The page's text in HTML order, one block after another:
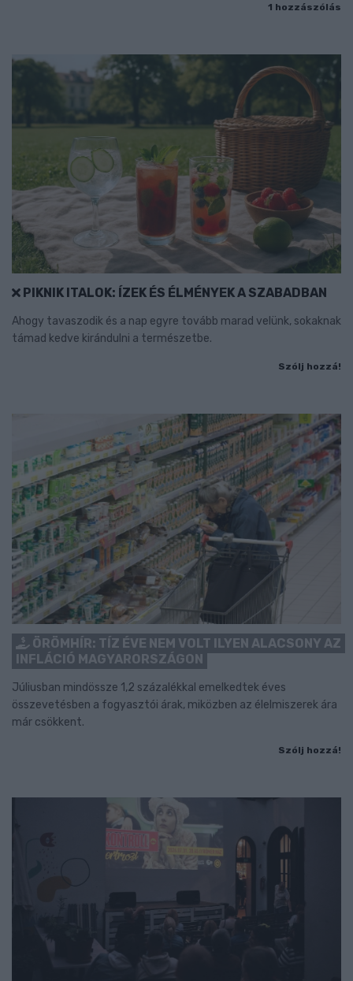
1 hozzászólás
PIKNIK ITALOK: ÍZEK ÉS ÉLMÉNYEK A SZABADBAN
Ahogy tavaszodik és a nap egyre tovább marad velünk, sokaknak
támad kedve kirándulni a természetbe.
Szólj hozzá!
ÖRÖMHÍR: TÍZ ÉVE NEM VOLT ILYEN ALACSONY AZ
INFLÁCIÓ MAGYARORSZÁGON
Júliusban mindössze 1,2 százalékkal emelkedtek éves
összevetésben a fogyasztói árak, miközben az élelmiszerek ára
már csökkent.
Szólj hozzá!